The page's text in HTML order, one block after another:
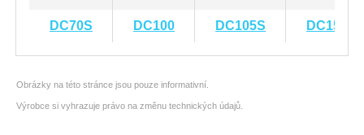
DC70S DC100 DC105S DC150S
Obrázky na této stránce jsou pouze informativní.
Výrobce si vyhrazuje právo na změnu technických údajů.